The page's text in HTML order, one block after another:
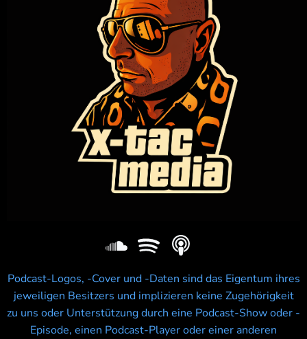
Podcast-Logos, -Cover und -Daten sind das Eigentum ihres
jeweiligen Besitzers und implizieren keine Zugehörigkeit
zu uns oder Unterstützung durch eine Podcast-Show oder -
Episode, einen Podcast-Player oder einer anderen